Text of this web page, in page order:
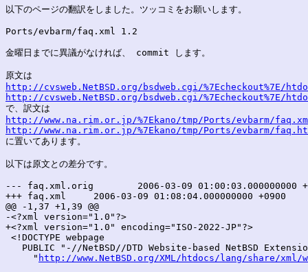
以下のページの翻訳をしました。ツッコミをお願いします。
Ports/evbarm/faq.xml 1.2
金曜日までに異議がなければ、 commit します。
http://cvsweb.NetBSD.org/bsdweb.cgi/%7Echeckout%7E/
http://cvsweb.NetBSD.org/bsdweb.cgi/%7Echeckout%7E/
http://www.na.rim.or.jp/%7Ekano/tmp/Ports/evbarm/
http://www.na.rim.or.jp/%7Ekano/tmp/Ports/evbarm/
に置いてあります。
以下は原文との差分です。
--- faq.xml.orig	2006-03-09 01:00:03.000000000 +0900
+++ faq.xml	2006-03-09 01:08:04.000000000 +0900
@@ -1,37 +1,39 @@
-<?xml version="1.0"?>
+<?xml version="1.0" encoding="ISO-2022-JP"?>
<!DOCTYPE webpage
PUBLIC "-//NetBSD//DTD Website-based NetBSD
     "
http://www.NetBSD.org/XML/htdocs/lang/share/